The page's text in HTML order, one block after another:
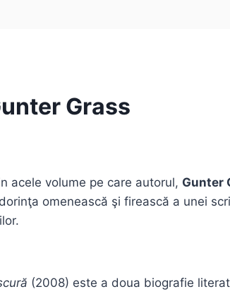
Grass
acele volume pe care autorul, Gunter
omenească şi firească a unei
(2008) este a doua biografie